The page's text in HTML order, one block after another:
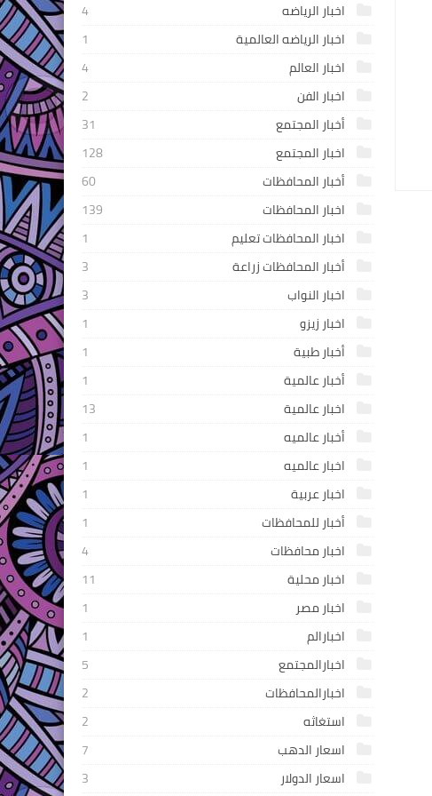
اخبار الرياضه
4
اخبار الرياضه العالمية
1
اخبار العالم
4
اخبار الفن
2
أخبار المجتمع
31
اخبار المجتمع
128
أخبار المحافظات
60
اخبار المحافظات
139
اخبار المحافظات تعليم
1
أخبار المحافظات زراعة
3
اخبار النواب
3
اخبار زيزو
1
أخبار طبية
1
أخبار عالمية
1
اخبار عالمية
13
أخبار عالميه
1
اخبار عالميه
1
اخبار عربية
1
أخبار للمحافظات
1
اخبار محافظات
4
اخبار محلية
11
اخبار مصر
1
اخبارالم
1
اخبارالمجتمع
5
اخبارالمحافظات
2
استغاثه
2
اسعار الدهب
7
اسعار الدولار
3